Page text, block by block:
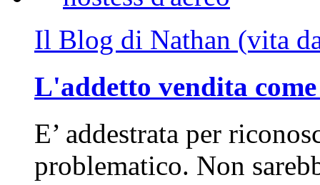
Il Blog di Nathan (vita
L'addetto vendita
E’ addestrata per
problematico. Non